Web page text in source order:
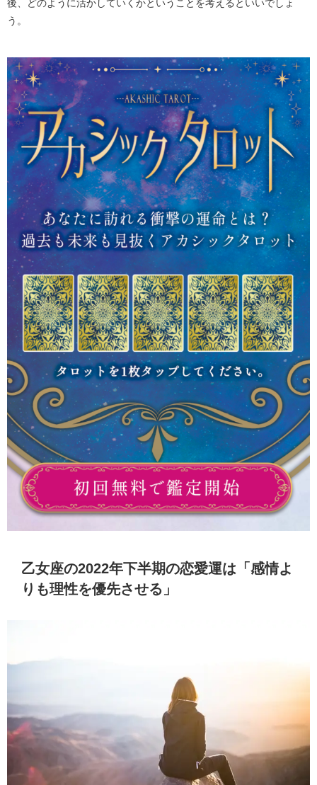
後、どのように活かしていくかということを考えるといいでしょ
う。
乙女座の2022年下半期の恋愛運は「感情よ
りも理性を優先させる」